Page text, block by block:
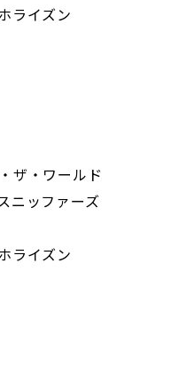
ライズン
ザ・ワールド
ニッファーズ
ライズン